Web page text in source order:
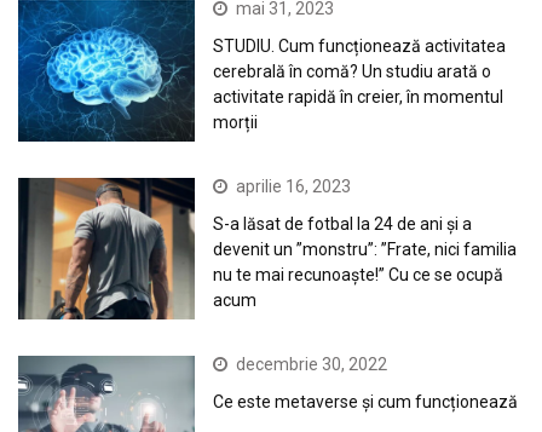
mai 31, 2023
STUDIU. Cum funcționează activitatea
cerebrală în comă? Un studiu arată o
activitate rapidă în creier, în momentul
morții
aprilie 16, 2023
S-a lăsat de fotbal la 24 de ani și a
devenit un ”monstru”: ”Frate, nici familia
nu te mai recunoaște!” Cu ce se ocupă
acum
decembrie 30, 2022
Ce este metaverse și cum funcționează